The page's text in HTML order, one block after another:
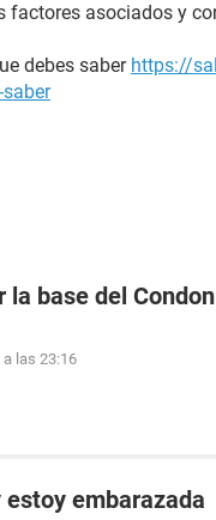
factores asociados y
debes saber https://
la base del
las 23:16
embarazada